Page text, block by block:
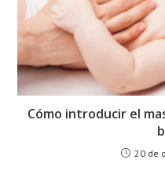
Cómo introducir el
20 de